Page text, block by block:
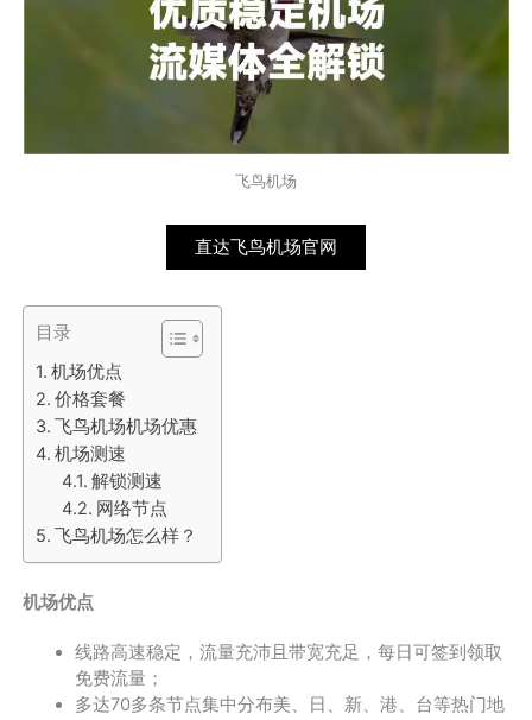
飞鸟机场
直达飞鸟机场官网
目录
机场优点
价格套餐
飞鸟机场机场优惠
机场测速
解锁测速
网络节点
飞鸟机场怎么样？
机场优点
线路高速稳定，流量充沛且带宽充足，每日可签到领取
免费流量；
多达70多条节点集中分布美、日、新、港、台等热门地